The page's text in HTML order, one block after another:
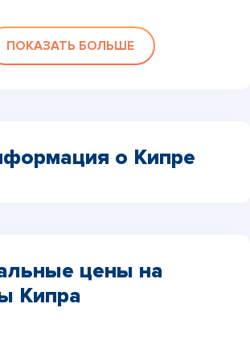
ПОКАЗАТЬ БОЛЬШЕ
о Кипре
цены на
Кипра